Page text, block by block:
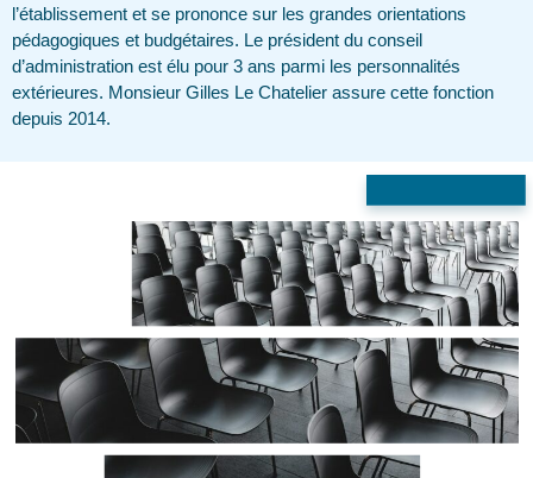
l’établissement et se prononce sur les grandes orientations
pédagogiques et budgétaires. Le président du conseil
d’administration est élu pour 3 ans parmi les personnalités
extérieures. Monsieur Gilles Le Chatelier assure cette fonction
depuis 2014.